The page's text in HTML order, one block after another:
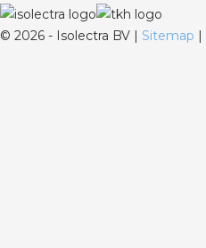
© 2026 - Isolectra BV | Sitemap |